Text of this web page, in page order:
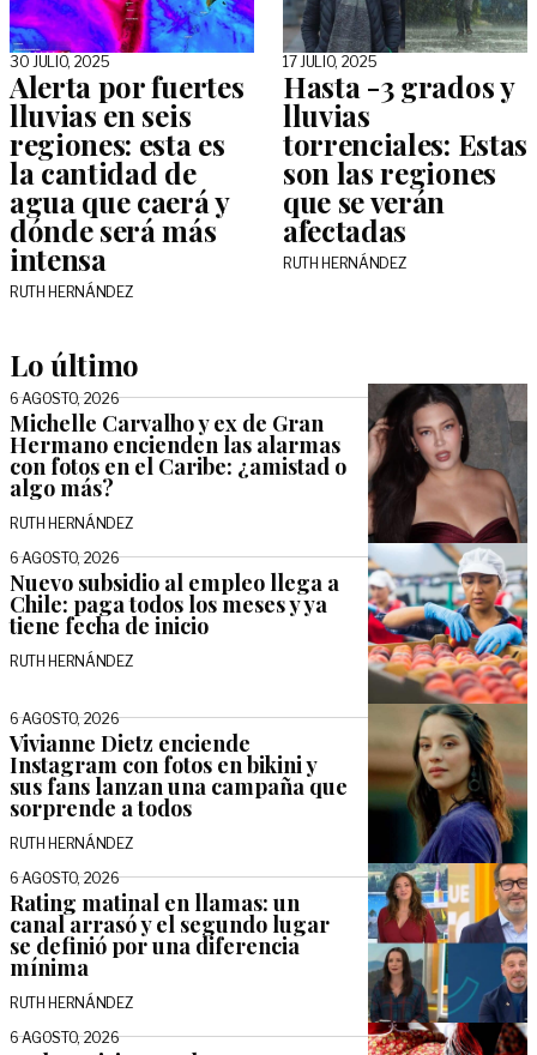
30 JULIO, 2025
Alerta por fuertes
lluvias en seis
regiones: esta es
la cantidad de
agua que caerá y
dónde será más
intensa
RUTH HERNÁNDEZ
17 JULIO, 2025
Hasta -3 grados y
lluvias
torrenciales: Estas
son las regiones
que se verán
afectadas
RUTH HERNÁNDEZ
Lo último
6 AGOSTO, 2026
Michelle Carvalho y ex de Gran
Hermano encienden las alarmas
con fotos en el Caribe: ¿amistad o
algo más?
RUTH HERNÁNDEZ
6 AGOSTO, 2026
Nuevo subsidio al empleo llega a
Chile: paga todos los meses y ya
tiene fecha de inicio
RUTH HERNÁNDEZ
6 AGOSTO, 2026
Vivianne Dietz enciende
Instagram con fotos en bikini y
sus fans lanzan una campaña que
sorprende a todos
RUTH HERNÁNDEZ
6 AGOSTO, 2026
Rating matinal en llamas: un
canal arrasó y el segundo lugar
se definió por una diferencia
mínima
RUTH HERNÁNDEZ
6 AGOSTO, 2026